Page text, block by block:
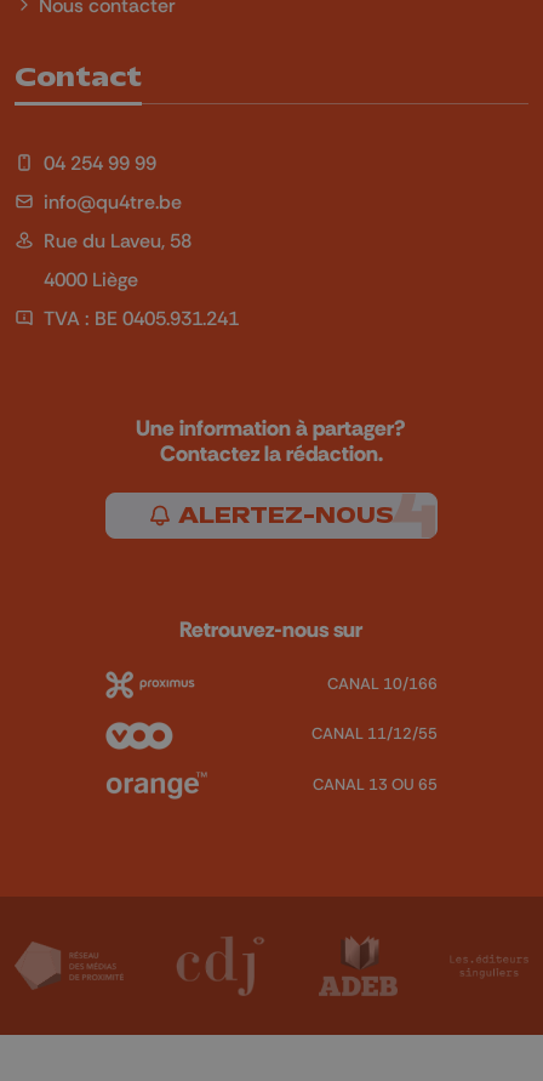
Contact
04 254 99 99
info@qu4tre.be
Rue du Laveu, 58
4000 Liège
TVA : BE 0405.931.241
Une information à partager?
Contactez la rédaction.
ALERTEZ-NOUS
Retrouvez-nous sur
CANAL 10/166
CANAL 11/12/55
CANAL 13 OU 65